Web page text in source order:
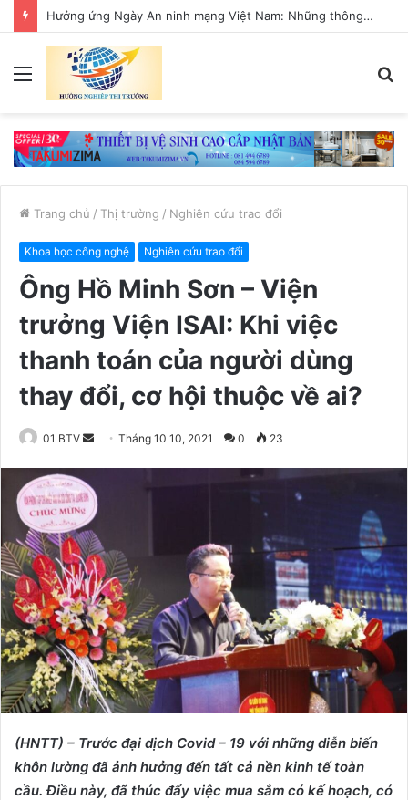
Hưởng ứng Ngày An ninh mạng Việt Nam: Những thông điệp thiết thực về an toàn số
Trang chủ / Thị trường / Nghiên cứu trao đổi
Khoa học công nghệ Nghiên cứu trao đổi
Ông Hồ Minh Sơn – Viện
trưởng Viện ISAI: Khi việc
thanh toán của người dùng
thay đổi, cơ hội thuộc về ai?
01 BTV
d
n
e
m
a
i
l
Tháng 10 10, 2021 0 23
(HNTT) – Trước đại dịch Covid – 19 với những diễn biến
khôn lường đã ảnh hưởng đến tất cả nền kinh tế toàn
cầu. Điều này, đã thúc đẩy việc mua sắm có kế hoạch, có